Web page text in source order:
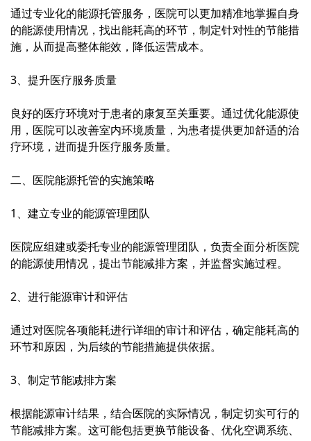
通过专业化的能源托管服务，医院可以更加精准地掌握自身
的能源使用情况，找出能耗高的环节，制定针对性的节能措
施，从而提高整体能效，降低运营成本。
3、提升医疗服务质量
良好的医疗环境对于患者的康复至关重要。通过优化能源使
用，医院可以改善室内环境质量，为患者提供更加舒适的治
疗环境，进而提升医疗服务质量。
二、医院能源托管的实施策略
1、建立专业的能源管理团队
医院应组建或委托专业的能源管理团队，负责全面分析医院
的能源使用情况，提出节能减排方案，并监督实施过程。
2、进行能源审计和评估
通过对医院各项能耗进行详细的审计和评估，确定能耗高的
环节和原因，为后续的节能措施提供依据。
3、制定节能减排方案
根据能源审计结果，结合医院的实际情况，制定切实可行的
节能减排方案。这可能包括更换节能设备、优化空调系统、